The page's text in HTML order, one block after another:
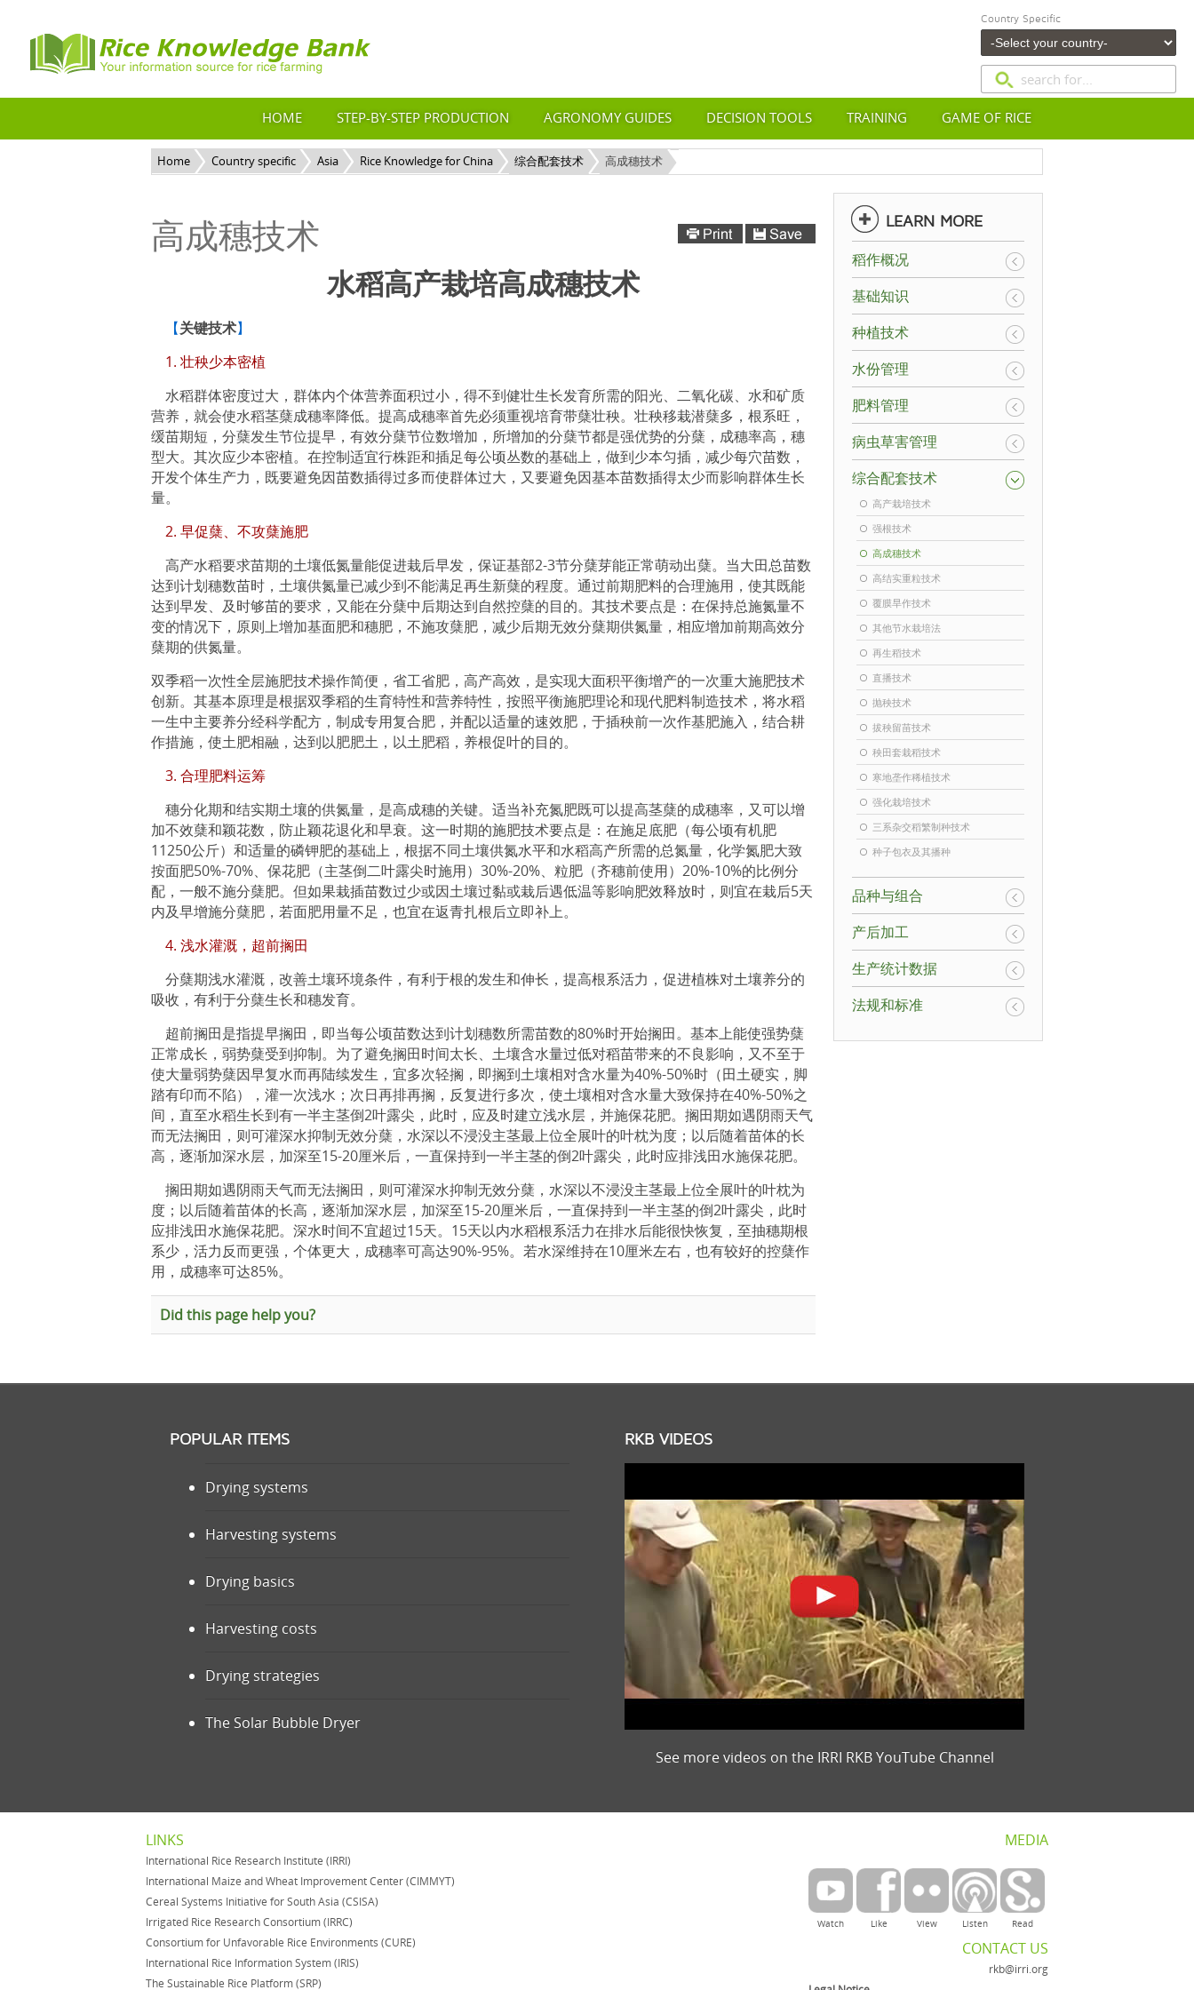
Country Specific
HOME STEP-BY-STEP PRODUCTION AGRONOMY GUIDES DECISION TOOLS TRAINING GAME OF RICE
Home Country specific Asia Rice Knowledge for China 综合配套技术 高成穗技术
高成穗技术
水稻高产栽培高成穗技术
【关键技术】
1. 壮秧少本密植
水稻群体密度过大，群体内个体营养面积过小，得不到健壮生长发育所需的阳光、二氧化碳、水和矿质
营养，就会使水稻茎蘖成穗率降低。提高成穗率首先必须重视培育带蘖壮秧。壮秧移栽潜蘖多，根系旺，
缓苗期短，分蘖发生节位提早，有效分蘖节位数增加，所增加的分蘖节都是强优势的分蘖，成穗率高，穗
型大。其次应少本密植。在控制适宜行株距和插足每公顷丛数的基础上，做到少本匀插，减少每穴苗数，
开发个体生产力，既要避免因苗数插得过多而使群体过大，又要避免因基本苗数插得太少而影响群体生长
量。
2. 早促蘖、不攻蘖施肥
高产水稻要求苗期的土壤低氮量能促进栽后早发，保证基部2-3节分蘖芽能正常萌动出蘖。当大田总苗数
达到计划穗数苗时，土壤供氮量已减少到不能满足再生新蘖的程度。通过前期肥料的合理施用，使其既能
达到早发、及时够苗的要求，又能在分蘖中后期达到自然控蘖的目的。其技术要点是：在保持总施氮量不
变的情况下，原则上增加基面肥和穗肥，不施攻蘖肥，减少后期无效分蘖期供氮量，相应增加前期高效分
蘖期的供氮量。
双季稻一次性全层施肥技术操作简便，省工省肥，高产高效，是实现大面积平衡增产的一次重大施肥技术
创新。其基本原理是根据双季稻的生育特性和营养特性，按照平衡施肥理论和现代肥料制造技术，将水稻
一生中主要养分经科学配方，制成专用复合肥，并配以适量的速效肥，于插秧前一次作基肥施入，结合耕
作措施，使土肥相融，达到以肥肥土，以土肥稻，养根促叶的目的。
3. 合理肥料运筹
穗分化期和结实期土壤的供氮量，是高成穗的关键。适当补充氮肥既可以提高茎蘖的成穗率，又可以增
加不效蘖和颖花数，防止颖花退化和早衰。这一时期的施肥技术要点是：在施足底肥（每公顷有机肥
11250公斤）和适量的磷钾肥的基础上，根据不同土壤供氮水平和水稻高产所需的总氮量，化学氮肥大致
按面肥50%-70%、保花肥（主茎倒二叶露尖时施用）30%-20%、粒肥（齐穗前使用）20%-10%的比例分
配，一般不施分蘖肥。但如果栽插苗数过少或因土壤过黏或栽后遇低温等影响肥效释放时，则宜在栽后5天
内及早增施分蘖肥，若面肥用量不足，也宜在返青扎根后立即补上。
4. 浅水灌溉，超前搁田
分蘖期浅水灌溉，改善土壤环境条件，有利于根的发生和伸长，提高根系活力，促进植株对土壤养分的
吸收，有利于分蘖生长和穗发育。
超前搁田是指提早搁田，即当每公顷苗数达到计划穗数所需苗数的80%时开始搁田。基本上能使强势蘖
正常成长，弱势蘖受到抑制。为了避免搁田时间太长、土壤含水量过低对稻苗带来的不良影响，又不至于
使大量弱势蘖因早复水而再陆续发生，宜多次轻搁，即搁到土壤相对含水量为40%-50%时（田土硬实，脚
踏有印而不陷），灌一次浅水；次日再排再搁，反复进行多次，使土壤相对含水量大致保持在40%-50%之
间，直至水稻生长到有一半主茎倒2叶露尖，此时，应及时建立浅水层，并施保花肥。搁田期如遇阴雨天气
而无法搁田，则可灌深水抑制无效分蘖，水深以不浸没主茎最上位全展叶的叶枕为度；以后随着苗体的长
高，逐渐加深水层，加深至15-20厘米后，一直保持到一半主茎的倒2叶露尖，此时应排浅田水施保花肥。
搁田期如遇阴雨天气而无法搁田，则可灌深水抑制无效分蘖，水深以不浸没主茎最上位全展叶的叶枕为
度；以后随着苗体的长高，逐渐加深水层，加深至15-20厘米后，一直保持到一半主茎的倒2叶露尖，此时
应排浅田水施保花肥。深水时间不宜超过15天。15天以内水稻根系活力在排水后能很快恢复，至抽穗期根
系少，活力反而更强，个体更大，成穗率可高达90%-95%。若水深维持在10厘米左右，也有较好的控蘖作
用，成穗率可达85%。
Did this page help you?
LEARN MORE
稻作概况
基础知识
种植技术
水份管理
肥料管理
病虫草害管理
综合配套技术
高产栽培技术
强根技术
高成穗技术
高结实重粒技术
覆膜旱作技术
其他节水栽培法
再生稻技术
直播技术
抛秧技术
拔秧留苗技术
秧田套栽稻技术
寒地垄作稀植技术
强化栽培技术
三系杂交稻繁制种技术
种子包衣及其播种
品种与组合
产后加工
生产统计数据
法规和标准
POPULAR ITEMS
Drying systems
Harvesting systems
Drying basics
Harvesting costs
Drying strategies
The Solar Bubble Dryer
RKB VIDEOS
See more videos on the IRRI RKB YouTube Channel
LINKS
International Rice Research Institute (IRRI)
International Maize and Wheat Improvement Center (CIMMYT)
Cereal Systems Initiative for South Asia (CSISA)
Irrigated Rice Research Consortium (IRRC)
Consortium for Unfavorable Rice Environments (CURE)
International Rice Information System (IRIS)
The Sustainable Rice Platform (SRP)
MEDIA
Read
Listen
View
Like
Watch
CONTACT US
rkb@irri.org